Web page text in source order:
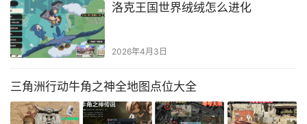
洛克王国世界绒绒怎么进化
2026年4月3日
三角洲行动牛角之神全地图点位大全